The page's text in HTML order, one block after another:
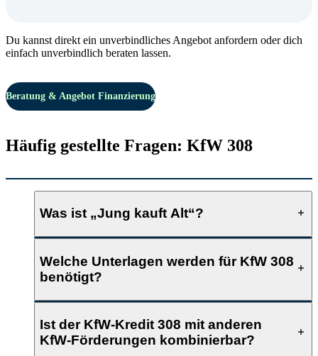
Du kannst direkt ein unverbindliches Angebot anfordern oder dich
einfach unverbindlich beraten lassen.
Beratung & Angebot Finanzierung
Häufig gestellte Fragen: KfW 308
Was ist „Jung kauft Alt“?
Welche Unterlagen werden für KfW 308
benötigt?
Ist der KfW-Kredit 308 mit anderen
KfW-Förderungen kombinierbar?